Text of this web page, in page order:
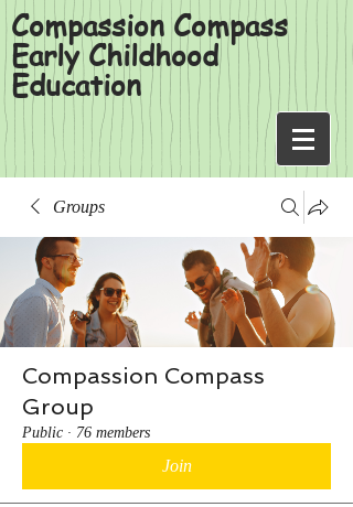
Compassion Compass
Early Childhood
Education
Groups
Compassion Compass
Group
Public · 76 members
Join